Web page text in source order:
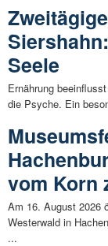
Seele
Ernährung
die Psyche. Ein
vom Korn
Am 16. August 2026
Westerwald in
...